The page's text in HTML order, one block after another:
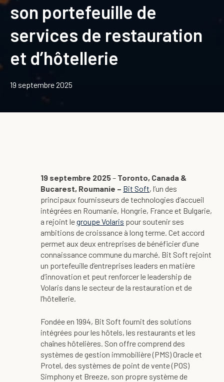
son portefeuille de
services de restauration
et d’hôtellerie
19 septembre 2025
19 septembre 2025– Toronto, Canada &
Bucarest, Roumanie – Bit Soft, l’un des
principaux fournisseurs de technologies d’accueil
intégrées en Roumanie, Hongrie, France et Bulgarie,
a rejoint legroupe Volaris pour soutenir ses
ambitions de croissance à long terme. Cet accord
permet aux deux entreprises de bénéficier d’une
connaissance commune du marché. Bit Soft rejoint
un portefeuille d’entreprises leaders en matière
d’innovation et peut renforcer le leadership de
Volaris dans le secteur de la restauration et de
l’hôtellerie.
Fondée en 1994, Bit Soft fournit des solutions
intégrées pour les hôtels, les restaurants et les
chaînes hôtelières. Son offre comprend des
systèmes de gestion immobilière (PMS) Oracle et
Protel, des systèmes de point de vente (POS)
Simphony et Breeze, son propre système de